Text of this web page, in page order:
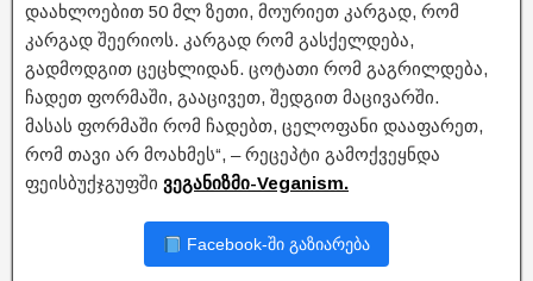
დაახლოებით 50 მლ ზეთი, მოურიეთ კარგად, რომ
კარგად შეერიოს. კარგად რომ გასქელდება,
გადმოდგით ცეცხლიდან. ცოტათი რომ გაგრილდება,
ჩადეთ ფორმაში, გააცივეთ, შედგით მაცივარში.
მასას ფორმაში რომ ჩადებთ, ცელოფანი დააფარეთ,
რომ თავი არ მოახმეს“, – რეცეპტი გამოქვეყნდა
ფეისბუქჯგუფში ვეგანიზმი-Veganism.
Facebook-ში გაზიარება